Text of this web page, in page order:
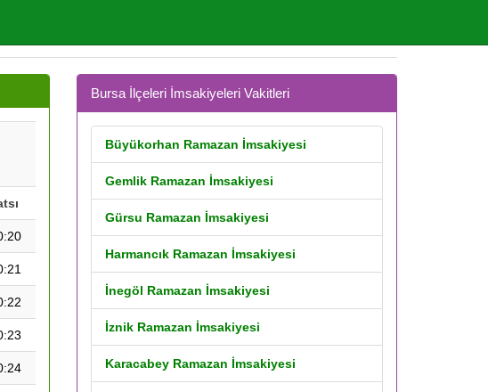
Bursa İlçeleri İmsakiyeleri Vakitleri
Büyükorhan Ramazan İmsakiyesi
Gemlik Ramazan İmsakiyesi
Gürsu Ramazan İmsakiyesi
Harmancık Ramazan İmsakiyesi
İnegöl Ramazan İmsakiyesi
İznik Ramazan İmsakiyesi
Karacabey Ramazan İmsakiyesi